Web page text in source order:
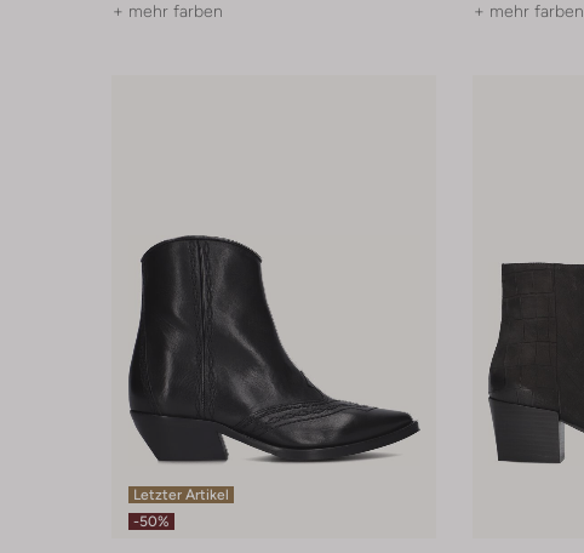
+ mehr farben + mehr farben
Letzter Artikel
-50%